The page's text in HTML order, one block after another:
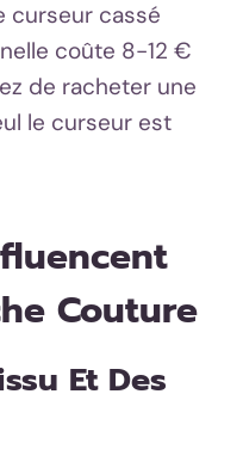
curseur cassé
coûte 8-12 €
de racheter une
le curseur est
Couture
Et Des